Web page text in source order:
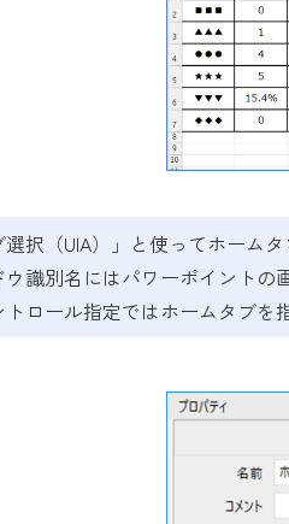
択（UIA）」と使ってホームタ
ウ識別名にはパワーポイントの
ロール指定ではホームタブを